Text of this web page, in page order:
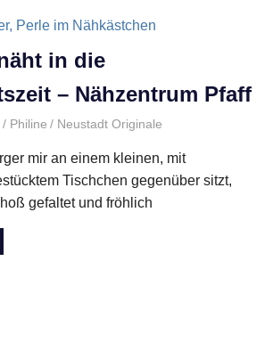
in die
– Nähzentrum Pfaff
Philine Neustadt Originale
mir an einem kleinen, mit
Tischchen gegenüber sitzt,
gefaltet und fröhlich